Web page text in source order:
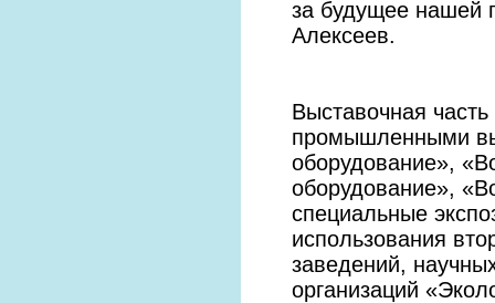
за будущее нашей
Алексеев.
Выставочная
промышленными
оборудование»,
оборудование»,
специальные
использования
заведений,
организаций